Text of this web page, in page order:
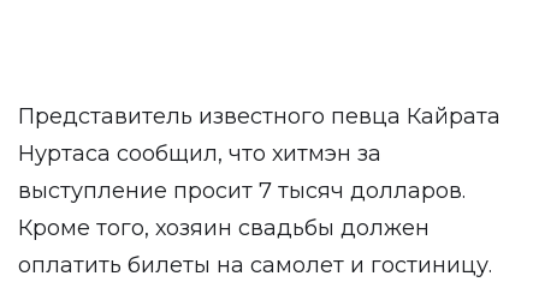
Представитель известного певца Кайрата
Нуртаса сообщил, что хитмэн за
выступление просит 7 тысяч долларов.
Кроме того, хозяин свадьбы должен
оплатить билеты на самолет и гостиницу.